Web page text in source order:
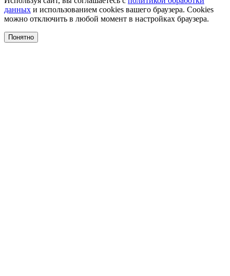
данных и использованием cookies вашего браузера. Cookies
можно отключить в любой момент в настройках браузера.
Понятно